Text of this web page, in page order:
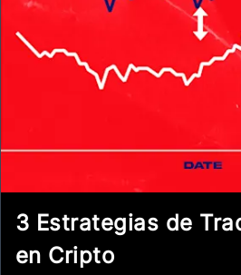
3 Estrategias de
en Cripto